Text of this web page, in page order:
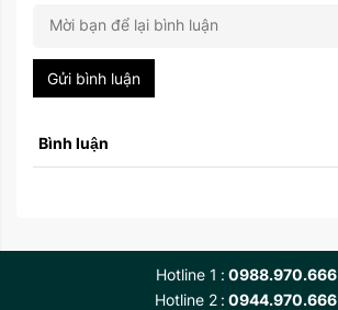
Gửi bình luận
Bình luận
Hotline 1
0988.970.666
Hotline 2 0944.970.666